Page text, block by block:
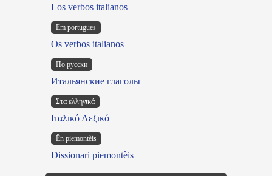
Los verbos italianos
Em portugues
Os verbos italianos
По русски
Итальянские глаголы
Στα ελληνικά
Ιταλικό Λεξικό
Ën piemontèis
Dissionari piemontèis